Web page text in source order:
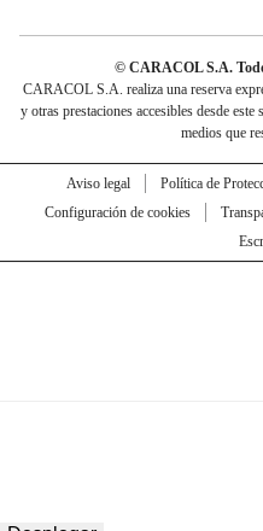
© CARACOL S.A.
CARACOL S.A. realiza una reserva
y otras prestaciones accesibles desde
medios que
Aviso legal Política de
Configuración de cookies